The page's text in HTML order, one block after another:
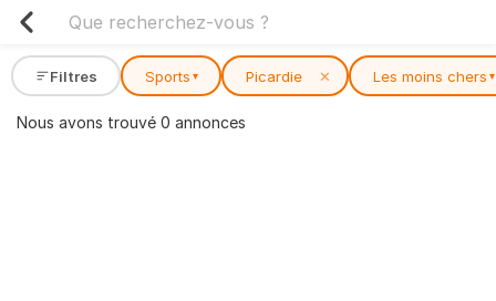
Filtres Sports ▾ Picardie ✕ Les moins chers ▾
Nous avons trouvé 0 annonces